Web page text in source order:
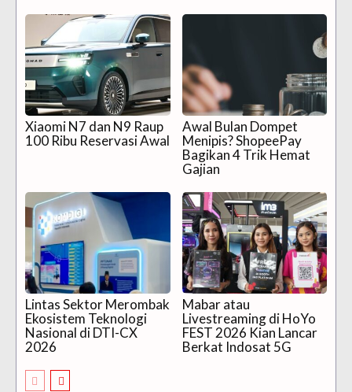
Xiaomi N7 dan N9 Raup
100 Ribu Reservasi Awal
Awal Bulan Dompet
Menipis? ShopeePay
Bagikan 4 Trik Hemat
Gajian
Lintas Sektor Merombak
Ekosistem Teknologi
Nasional di DTI-CX
2026
Mabar atau
Livestreaming di HoYo
FEST 2026 Kian Lancar
Berkat Indosat 5G